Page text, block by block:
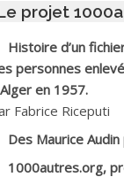
Kouider
Ahmed
projet
Histoire d’un
personnes
en 1957.
Fabrice Riceputi
Des Maurice
1000autres.org,